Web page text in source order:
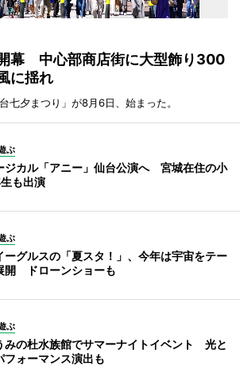
幕 中心部商店街に大型飾り300
に揺れ
七夕まつり」が8月6日、始まった。
ぶ
ジカル「アニー」仙台公演へ 宮城在住の小
も出演
ぶ
ーグルスの「夏スタ！」、今年は宇宙をテー
開 ドローンショーも
ぶ
みの杜水族館でサマーナイトイベント 光と
フォーマンス演出も